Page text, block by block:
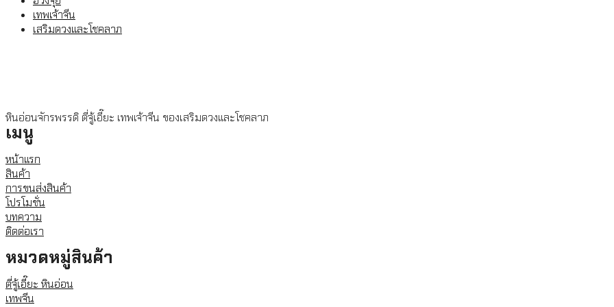
เทพเจ้าจีน
เสริมดวงและโชคลาภ
หินอ่อนจักรพรรดิ ตี่จู้เอี๊ยะ เทพเจ้าจีน ของเสริมดวงและโชคลาภ
เมนู
หน้าแรก
สินค้า
การขนส่งสินค้า
โปรโมชั่น
บทความ
ติดต่อเรา
หมวดหมู่สินค้า
ตี่จู้เอี๊ยะ หินอ่อน
เทพจีน